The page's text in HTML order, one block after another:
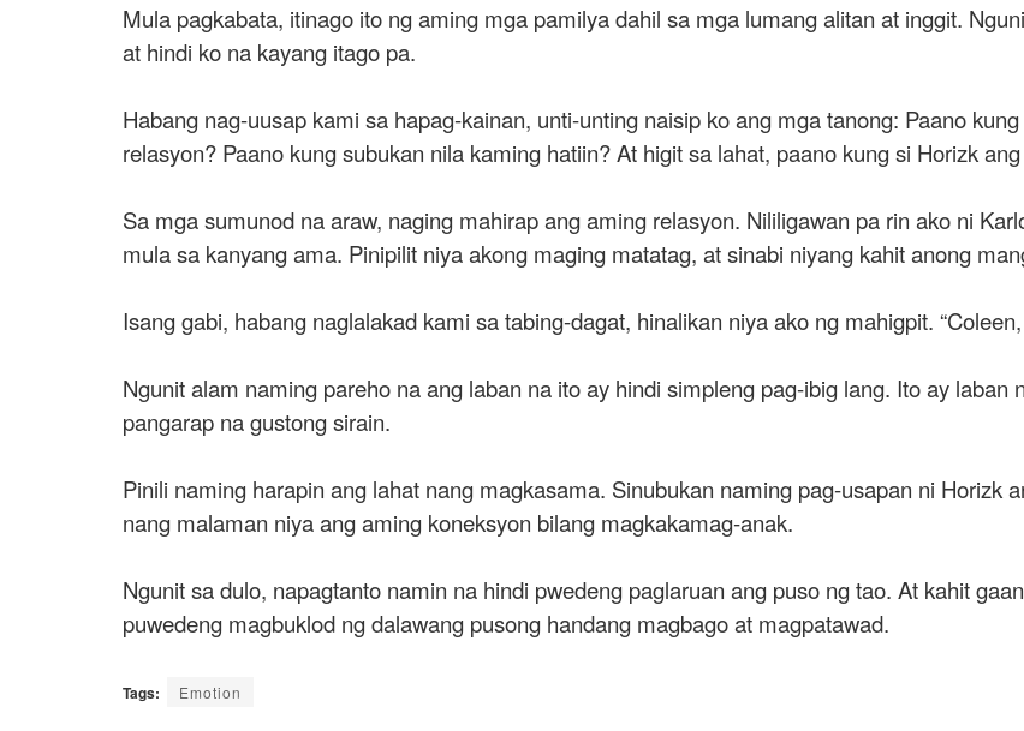
Mula pagkabata, itinago ito ng aming mga pamilya dahil sa mga lumang alitan at inggit.
at hindi ko na kayang itago pa.
Habang nag-uusap kami sa hapag-kainan, unti-unting naisip ko ang mga tanong: Paano
relasyon? Paano kung subukan nila kaming hatiin? At higit sa lahat, paano kung si Horizk
Sa mga sumunod na araw, naging mahirap ang aming relasyon. Nililigawan pa rin ako ni
mula sa kanyang ama. Pinipilit niya akong maging matatag, at sinabi niyang kahit anong
Isang gabi, habang naglalakad kami sa tabing-dagat, hinalikan niya ako ng mahigpit.
Ngunit alam naming pareho na ang laban na ito ay hindi simpleng pag-ibig lang. Ito ay
pangarap na gustong sirain.
Pinili naming harapin ang lahat nang magkasama. Sinubukan naming pag-usapan ni Horizk
nang malaman niya ang aming koneksyon bilang magkakamag-anak.
Ngunit sa dulo, napagtanto namin na hindi pwedeng paglaruan ang puso ng tao. At kahit
puwedeng magbuklod ng dalawang pusong handang magbago at magpatawad.
Tags: Emotion